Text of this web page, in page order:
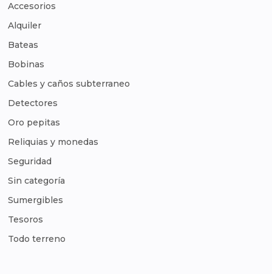
Accesorios
Alquiler
Bateas
Bobinas
Cables y caños subterraneo
Detectores
Oro pepitas
Reliquias y monedas
Seguridad
Sin categoría
Sumergibles
Tesoros
Todo terreno